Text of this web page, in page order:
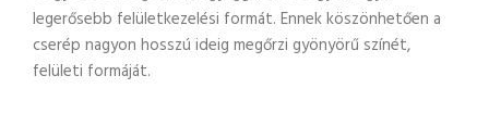
legerősebb felületkezelési formát. Ennek köszönhetően a
cserép nagyon hosszú ideig megőrzi gyönyörű színét,
felületi formáját.